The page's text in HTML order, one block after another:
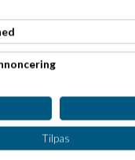
sorry men du er helt galt
hvordan han for sin men
Tilpas